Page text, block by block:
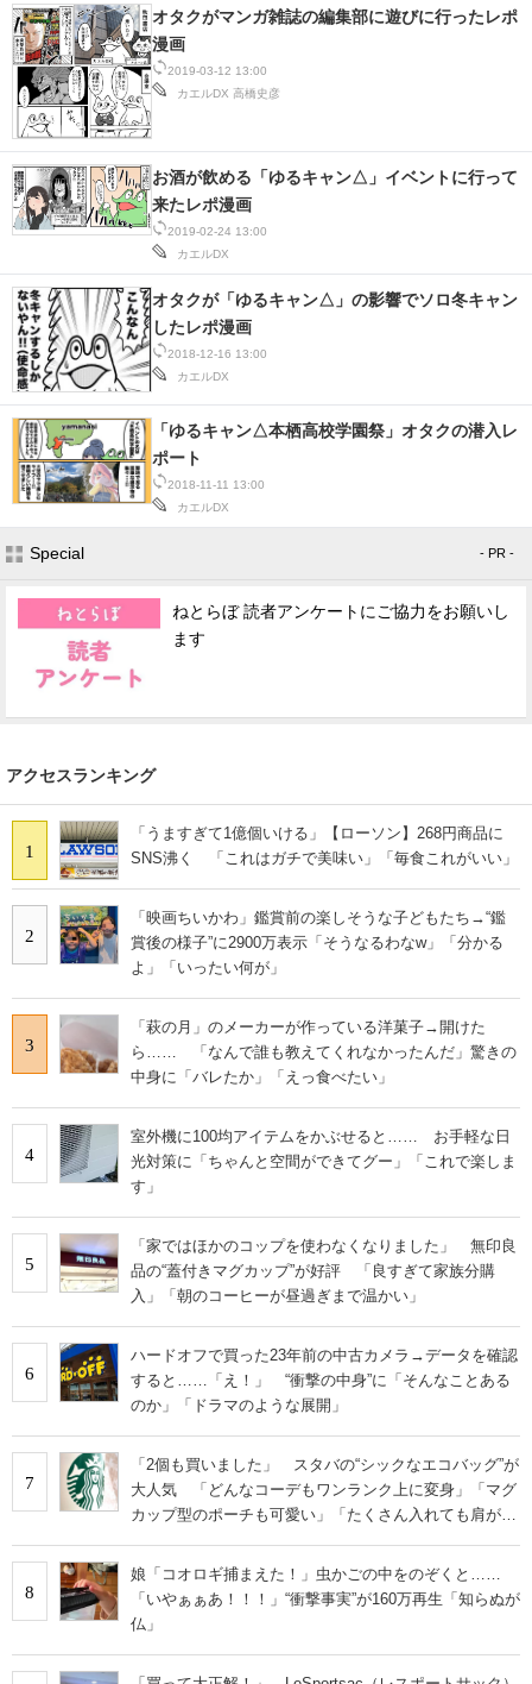
2019-03-12 13:00
カエルDX 高橋史彦
オタクがマンガ雑誌の編集部に遊びに行ったレポ
漫画
2019-02-24 13:00
カエルDX
お酒が飲める「ゆるキャン△」イベントに行って
来たレポ漫画
2018-12-16 13:00
カエルDX
オタクが「ゆるキャン△」の影響でソロ冬キャン
したレポ漫画
2018-11-11 13:00
カエルDX
「ゆるキャン△本栖高校学園祭」オタクの潜入レ
ポート
Special - PR -
ねとらぼ 読者アンケートにご協力をお願いし
ます
アクセスランキング
1
「うますぎて1億個いける」【ローソン】268円商品に
SNS沸く 「これはガチで美味い」「毎食これがいい」
2
「映画ちいかわ」鑑賞前の楽しそうな子どもたち→“鑑
賞後の様子”に2900万表示「そうなるわなw」「分かる
よ」「いったい何が」
3
「萩の月」のメーカーが作っている洋菓子→開けた
ら…… 「なんで誰も教えてくれなかったんだ」驚きの
中身に「バレたか」「えっ食べたい」
4
室外機に100均アイテムをかぶせると…… お手軽な日
光対策に「ちゃんと空間ができてグー」「これで楽しま
す」
5
「家ではほかのコップを使わなくなりました」 無印良
品の“蓋付きマグカップ”が好評 「良すぎて家族分購
入」「朝のコーヒーが昼過ぎまで温かい」
6
ハードオフで買った23年前の中古カメラ→データを確認
すると……「え！」 “衝撃の中身”に「そんなことある
のか」「ドラマのような展開」
7
「2個も買いました」 スタバの“シックなエコバッグ”が
大人気 「どんなコーデもワンランク上に変身」「マグ
カップ型のポーチも可愛い」「たくさん入れても肩が痛
8
娘「コオロギ捕まえた！」虫かごの中をのぞくと……
「いやぁぁあ！！！」“衝撃事実”が160万再生「知らぬが
仏」